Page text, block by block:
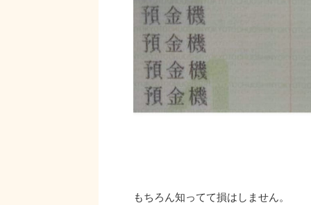
もちろん知ってて損はしません。